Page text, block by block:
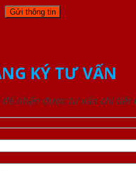
KÝ TƯ VẤN
nhận được tư vấn chi tiết